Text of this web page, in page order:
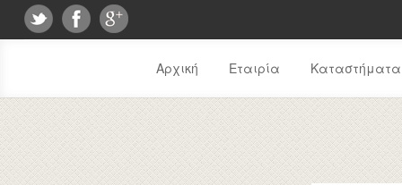
Αρχική Εταιρία Καταστήματα